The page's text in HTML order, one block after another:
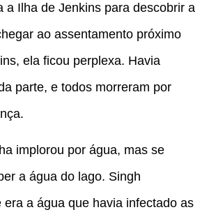
a Ilha de Jenkins para descobrir a
ao assentamento próximo
ela ficou perplexa. Havia
parte, e todos morreram por
implorou por água, mas se
a água do lago. Singh
era a água que havia infectado as